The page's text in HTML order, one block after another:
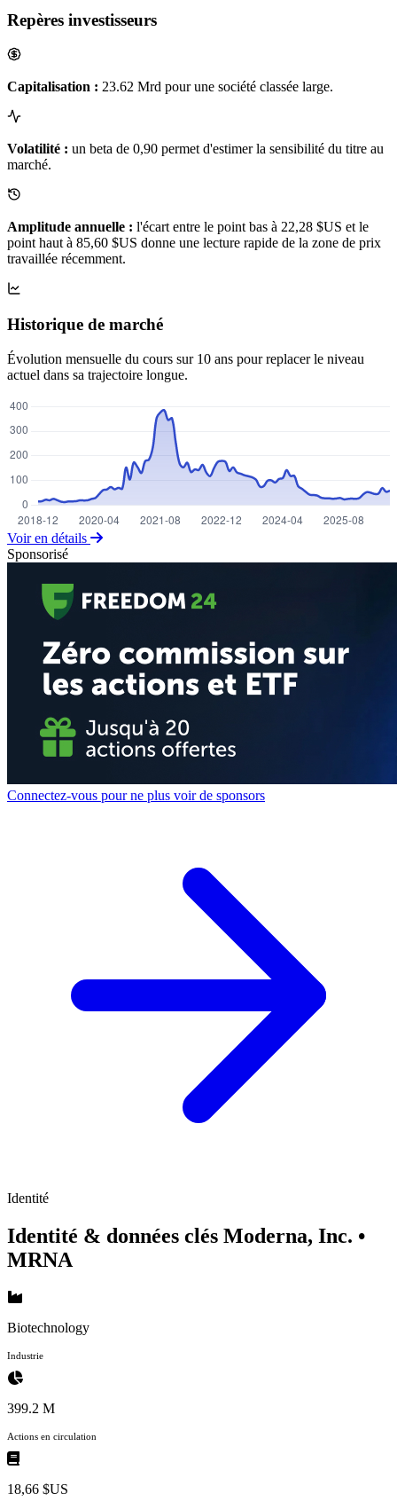
Repères investisseurs
Capitalisation : 23.62 Mrd pour une société classée large.
Volatilité : un beta de 0,90 permet d'estimer la sensibilité du titre au
marché.
Amplitude annuelle : l'écart entre le point bas à 22,28 $US et le
point haut à 85,60 $US donne une lecture rapide de la zone de prix
travaillée récemment.
Historique de marché
Évolution mensuelle du cours sur 10 ans pour replacer le niveau
actuel dans sa trajectoire longue.
Voir en détails
Sponsorisé
Connectez-vous pour ne plus voir de sponsors
Identité
Identité & données clés Moderna, Inc. •
MRNA
Biotechnology
Industrie
399.2 M
Actions en circulation
18,66 $US